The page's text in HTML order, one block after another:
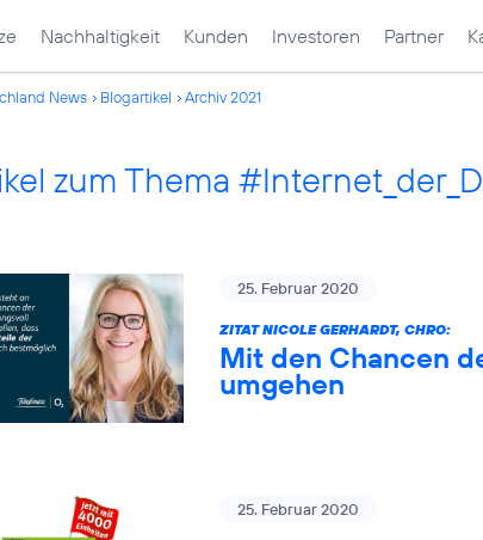
Nachhaltigkeit Kunden Investoren Partner
News Blogartikel Archiv 2021
zum Thema
25. Februar 2020
ZITAT NICOLE GERHARDT, CHRO:
Mit den Chancen
umgehen
25. Februar 2020